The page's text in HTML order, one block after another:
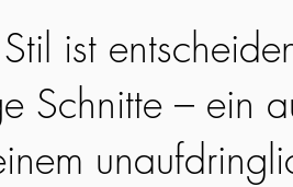
ist
Schnitte – ein